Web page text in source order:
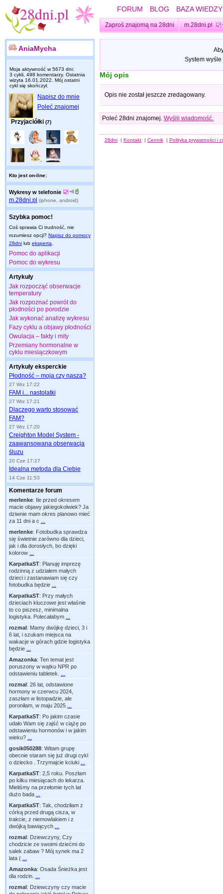
FORUM BLOG BAZA WIEDZY
Zaproś znajomą na 28dni m.28dni.pl
AniaMycha
Moja aktywność w 5673 dni:
3 cykli, 498 komentarzy. Ostatnia
wizyta 16.01.2022 . Mój ostatni
cykl się skończył.
Napisz do mnie
Poleć znajomej
Przyjaciółki (7)
Kto jest on-line:
Wykresy w telefonie
m.28dni.pl (iphone, android)
Szybka pomoc!
Coś sprawia Ci trudność, nie
rozumiesz opcji? Napisz do pomocy
28dni lub eksperta
Pomoc do aplikacji
Pomoc do wykresu
Artykuły
Jak rozpocząć obserwacje
temperatury
Jak rozpoznać powrót do
płodności po porodzie
Jak wykonać analizę wykresu
Fazy cyklu a objawy płodności
Owulacja – fakty i mity
Przemiany hormonalne w
cyklu miesiączkowym
Artykuły eksperckie
Płodność – moja czy nasza?
27 Wrz 17:22
FAM i... nastolatki
27 Wrz 17:21
Dlaczego warto stosować
FAM?
27 Wrz 17:20
Creighton Model System -
zaawansowana obserwacja
śluzu
20 Cze 17:27
Idealna metoda dla Ciebie
14 Cze 11:53
Komentarze forum
merlenke: Ile przed okresem
macie objawy jakiegokolwiek? Ja
dziwnie mam okres planowo mieć
za 11 dni a c
merlenke: Fotobudka sprawdza
się świetnie zarówno dla dzieci,
jak i dla dorosłych, bo dzięki
kolorow
KarpatkaST: Planuję imprezę
rodzinną z udziałem małych
dzieci i zastanawiam się czy
fotobudka będzie
KarpatkaST: Przy małych
dzieciach kluczowe jest właśnie
to co piszesz, minimalna
logistyka. Polecałabym
rozmal: Mamy dwójkę dzieci, 3 i
6 lat, i szukam miejsca na
wakacje w górach gdzie logistyka
będzie
Amazonka: Ten temat jest
poruszony w wątku NPR po
odstawieniu tabletek.
rozmal: 26 lat, odstawione
hormony w czerwcu 2024,
zaszłam w listopadzie, ale
poroniłam, w maju 2025
KarpatkaST: Po jakim czasie
udało Wam się zajść w ciążę po
odstawieniu hormonów i w jakim
wieku?
gosik050288: Witam grupę
obecnie staram się już drugi cykl
o dziecko . Trzymajcie kciuki
KarpatkaST: 2,5 roku. Poszłam
po kilku miesiącach do lekarza.
Mieliśmy na przełomie tych lat
dużo bada
KarpatkaST: Tak, chodziłam z
córką przed drugą cisza, w
trakcie, z niemowlakiem i z
dwójką bawiących
rozmal: Dziewczyny, Czy
chodzicie ze swoimi dziećmi do
salek zabaw ? Mój synek ma 2
lata (
Amazonka: Osada Śnieżka jest
dla rodzin.
rozmal: Dziewczyny czy macie
System
Mój opis
Opis nie został jeszcze zredagowany.
Poleć 28dni znajomej. Wyślij wiadomość.
28dni | Kontakt | Cennik | Polityka prywatności i